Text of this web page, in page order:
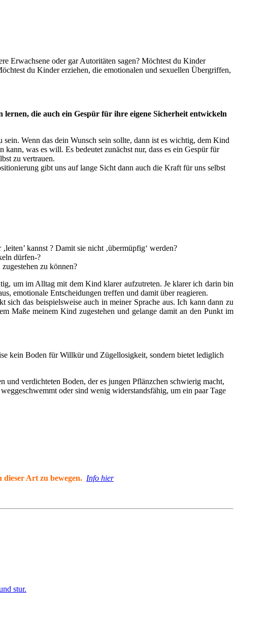
Erwachsene oder gar Autoritäten sagen? Möchtest du Kinder
du Kinder erziehen, die emotionalen und sexuellen Übergriffen,
die auch ein Gespür für ihre eigene Sicherheit entwickeln
Wenn das dein Wunsch sein sollte, dann ist es wichtig, dem Kind
was es will. Es bedeutet zunächst nur, dass es ein Gespür für
zu vertrauen.
gibt uns auf lange Sicht dann auch die Kraft für uns selbst
kannst ? Damit sie nicht ‚übermüpfig‘ werden?
dürfen-?
zu können?
um im Alltag mit dem Kind klarer aufzutreten. Je klarer ich darin bin
emotionale Entscheidungen treffen und damit über reagieren.
das beispielsweise auch in meiner Sprache aus. Ich kann dann zu
Maße meinem Kind zugestehen und gelange damit an den Punkt im
kein Boden für Willkür und Zügellosigkeit, sondern bietet lediglich
und verdichteten Boden, der es jungen Pflänzchen schwierig macht,
oder sind wenig widerstandsfähig, um ein paar Tage
dieser Art zu bewegen. Info hier
stur.